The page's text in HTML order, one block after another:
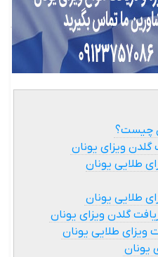
چیست؟
ویزای یونان
طلایی یونان
طلایی یونان
گلدن ویزای یونان
ویزای طلایی یونان
یونان